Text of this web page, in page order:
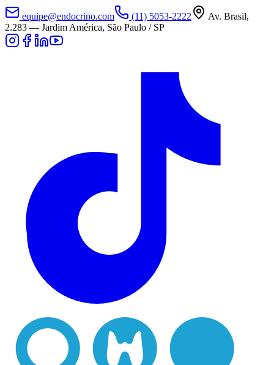
equipe@endocrino.com (11) 5053-2222
Av. Brasil,
2.283 — Jardim América, São Paulo / SP